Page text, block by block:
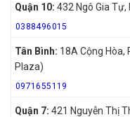
Quận 10: 432 Ngô Gia Tự,
0388496015
Tân Bình: 18A Cộng Hòa,
Plaza)
0971655119
Quận 7: 421 Nguyễn Thị